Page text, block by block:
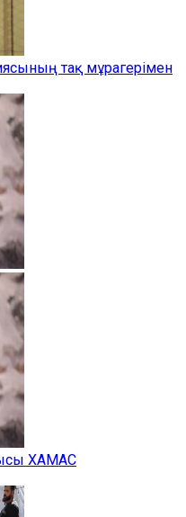
тақ мұрагерімен
ХАМАС